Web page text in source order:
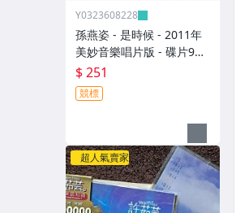
Y0323608228
孫燕姿 - 是時候 - 2011年
美妙音樂唱片版 - 碟片9成
$ 251
競標
超人氣賣家